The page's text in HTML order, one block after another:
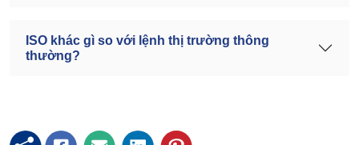
ISO khác gì so với lệnh thị trường thông
thường?